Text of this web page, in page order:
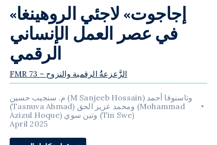
«إجاجوت» لاجئي الروهينغا
في عصر العمل الإنساني
الرقمي
FMR 73 – الزََّعزعةُُ الرقمية والنزوح
م. سنجيب حسين (M Sanjeeb Hossain) وتاسنوفا أحمد
(Tasnuva Ahmad) ومحمد عزيز الحق (Mohammad
Azizul Hoque) وتين سوي (Tin Swe)
April 2025